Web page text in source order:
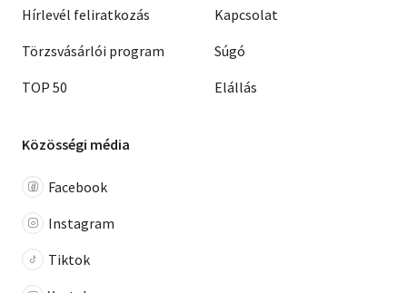
Hírlevél feliratkozás
Törzsvásárlói program
TOP 50
Kapcsolat
Súgó
Elállás
Közösségi média
Facebook
Instagram
Tiktok